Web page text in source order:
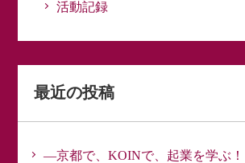
活動記録
最近の投稿
―京都で、KOINで、起業を学ぶ